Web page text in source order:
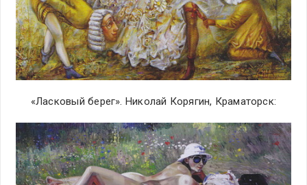
«Ласковый берег». Николай Корягин, Краматорск: